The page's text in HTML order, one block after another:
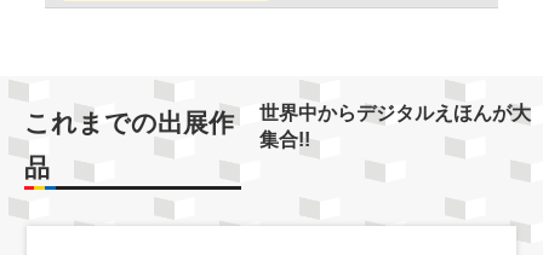
これまでの出展作
品
世界中からデジタルえほんが大
集合!!